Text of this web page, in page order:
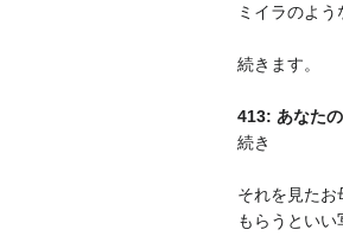
ミイラのよう
続きます。
413: あなた
続き
それを見たお
もらうとい